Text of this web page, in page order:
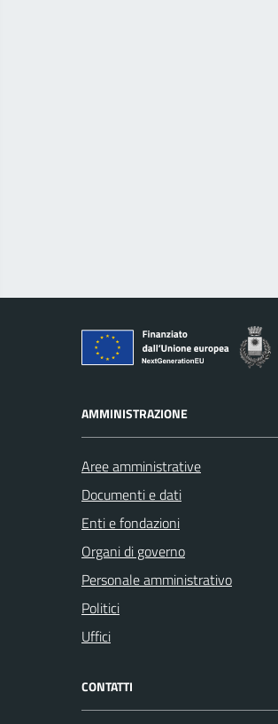
AMMINISTRAZIONE
Aree amministrative
Documenti e dati
Enti e fondazioni
Organi di governo
Personale amministrativo
Politici
Uffici
CONTATTI